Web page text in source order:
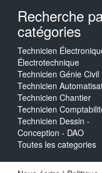
Recherche
catégories
Technicien
Électrotechnique
Technicien Génie Civil
Technicien
Technicien Chantier
Technicien
Technicien Dessin -
Conception - DAO
Toutes les categories